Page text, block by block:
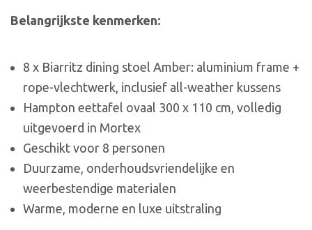
Belangrijkste kenmerken:
8 x Biarritz dining stoel Amber: aluminium frame +
rope-vlechtwerk, inclusief all-weather kussens
Hampton eettafel ovaal 300 x 110 cm, volledig
uitgevoerd in Mortex
Geschikt voor 8 personen
Duurzame, onderhoudsvriendelijke en
weerbestendige materialen
Warme, moderne en luxe uitstraling